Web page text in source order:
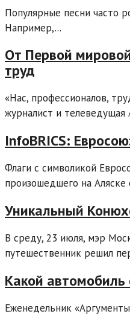
Популярные песни часто
Например,...
От Первой
труд
«Нас, профессионалов,
журналист и телеведущая
InfoBRICS:
Флаги с символикой
произошедшего на Аляске
Уникальный
В среду, 23 июля, мэр
путешественник решил
Какой
Еженедельник